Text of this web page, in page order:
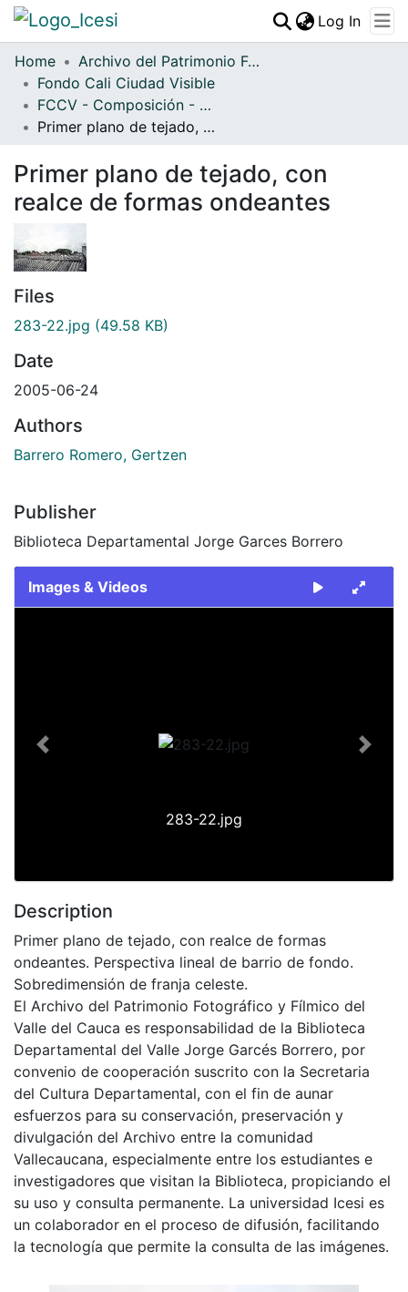
Communities & Collections
Log In
Home
Archivo del Patrimonio Fotográfico y Fílmico del Valle del Cauca
Fondo Cali Ciudad Visible
FCCV - Composición - Patrimonial
Primer plano de tejado, con realce de formas ondeantes
Primer plano de tejado, con
realce de formas ondeantes
Files
283-22.jpg (49.58 KB)
Date
2005-06-24
Authors
Barrero Romero, Gertzen
Publisher
Biblioteca Departamental Jorge Garces Borrero
Images & Videos
283-22.jpg
Previous Next
Description
Primer plano de tejado, con realce de formas
ondeantes. Perspectiva lineal de barrio de fondo.
Sobredimensión de franja celeste.
El Archivo del Patrimonio Fotográfico y Fílmico del
Valle del Cauca es responsabilidad de la Biblioteca
Departamental del Valle Jorge Garcés Borrero, por
convenio de cooperación suscrito con la Secretaria
del Cultura Departamental, con el fin de aunar
esfuerzos para su conservación, preservación y
divulgación del Archivo entre la comunidad
Vallecaucana, especialmente entre los estudiantes e
investigadores que visitan la Biblioteca, propiciando el
su uso y consulta permanente. La universidad Icesi es
un colaborador en el proceso de difusión, facilitando
la tecnología que permite la consulta de las imágenes.